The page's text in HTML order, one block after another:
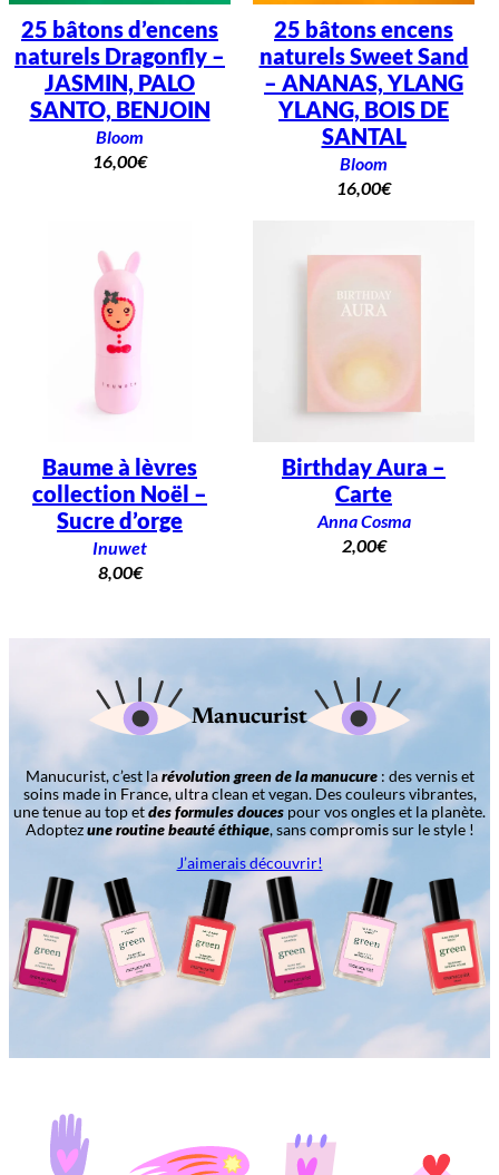
25 bâtons d’encens
naturels Dragonfly –
JASMIN, PALO
SANTO, BENJOIN
Bloom
16,00€
25 bâtons encens
naturels Sweet Sand
– ANANAS, YLANG
YLANG, BOIS DE
SANTAL
Bloom
16,00€
Baume à lèvres
collection Noël –
Sucre d’orge
Inuwet
8,00€
Birthday Aura –
Carte
Anna Cosma
2,00€
Manucurist
Manucurist, c’est larévolution green de la manucure: des vernis et
soins made in France, ultra clean et vegan. Des couleurs vibrantes,
une tenue au top etdes formules douces pour vos ongles et la planète.
Adoptezune routine beauté éthique, sans compromis sur le style !
J’aimerais découvrir!